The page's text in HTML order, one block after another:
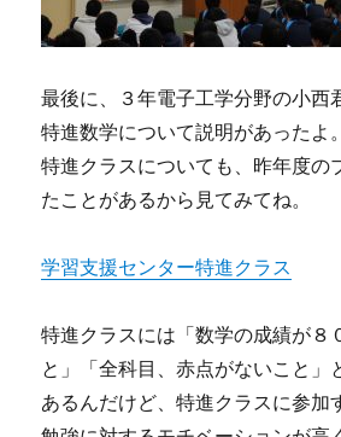
最後に、３年電子工学分野の小西
特進数学について説明があったよ。
特進クラスについても、昨年度の
たことがあるから見てみてね。
学習支援センター特進クラス
特進クラスには「数学の成績が８
と」「全科目、赤点がないこと」
あるんだけど、特進クラスに参加